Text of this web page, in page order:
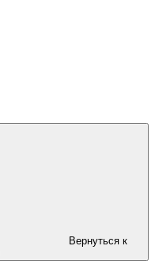
Вернуться к